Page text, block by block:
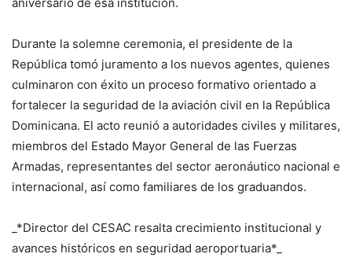
Durante la solemne ceremonia, el presidente de la
República tomó juramento a los nuevos agentes, quienes
culminaron con éxito un proceso formativo orientado a
fortalecer la seguridad de la aviación civil en la República
Dominicana. El acto reunió a autoridades civiles y militares,
miembros del Estado Mayor General de las Fuerzas
Armadas, representantes del sector aeronáutico nacional e
internacional, así como familiares de los graduandos.
_*Director del CESAC resalta crecimiento institucional y
avances históricos en seguridad aeroportuaria*_